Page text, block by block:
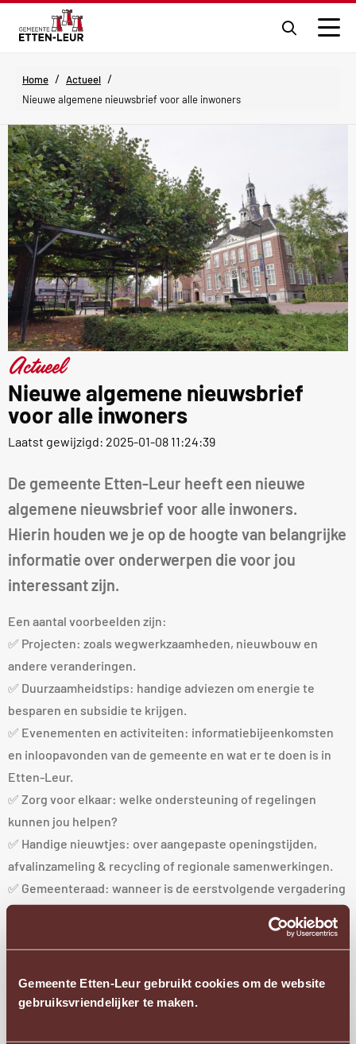
Gemeente Etten-Leur gebruikt cookies om de website
gebruiksvriendelijker te maken.
naar
Home / Actueel /
Nieuwe algemene nieuwsbrief voor alle inwoners
Actueel
Nieuwe algemene nieuwsbrief
voor alle inwoners
Laatst gewijzigd: 2025-01-08 11:24:39
De gemeente Etten-Leur heeft een nieuwe
algemene nieuwsbrief voor alle inwoners.
Hierin houden we je op de hoogte van belangrijke
informatie over onderwerpen die voor jou
interessant zijn.
Een aantal voorbeelden zijn:
✅ Projecten: zoals wegwerkzaamheden, nieuwbouw en
andere veranderingen.
✅ Duurzaamheidstips: handige adviezen om energie te
besparen en subsidie te krijgen.
✅ Evenementen en activiteiten: informatiebijeenkomsten
en inloopavonden van de gemeente en wat er te doen is in
Etten-Leur.
✅ Zorg voor elkaar: welke ondersteuning of regelingen
kunnen jou helpen?
✅ Handige nieuwtjes: over aangepaste openingstijden,
afvalinzameling & recycling of regionale samenwerkingen.
✅ Gemeenteraad: wanneer is de eerstvolgende vergadering
en wat staat er op de agenda?
verstuurd.
Wil je deze ontvangen? Schrijf je dan snel in via deze link: